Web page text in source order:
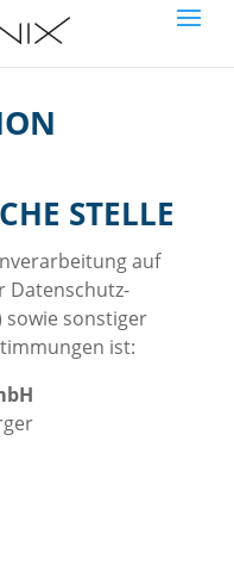
STELLE
auf
Datenschutz-
sowie sonstiger
ist: